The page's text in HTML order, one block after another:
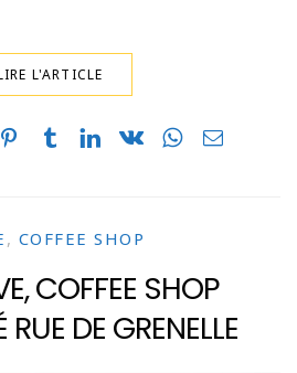
L'ARTICLE
, COFFEE SHOP
COFFEE SHOP
RUE DE GRENELLE